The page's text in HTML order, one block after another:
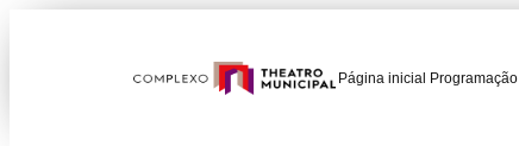
Página inicial Programação